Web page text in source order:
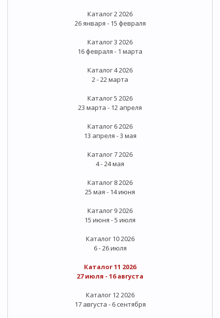
Каталог 2 2026
26 января - 15 февраля
Каталог 3 2026
16 февраля - 1 марта
Каталог 4 2026
2 - 22 марта
Каталог 5 2026
23 марта - 12 апреля
Каталог 6 2026
13 апреля - 3 мая
Каталог 7 2026
4 - 24 мая
Каталог 8 2026
25 мая - 14 июня
Каталог 9 2026
15 июня - 5 июля
Каталог 10 2026
6 - 26 июля
Каталог 11 2026
27 июля - 16 августа
Каталог 12 2026
17 августа - 6 сентября